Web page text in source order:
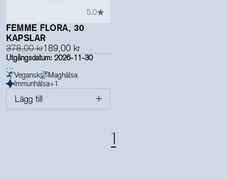
5.0
FEMME FLORA, 30
KAPSLAR
378,00 kr189,00 kr
Utgångsdatum: 2026-11-30
För att främja en balanserad
tarmflora och stödja kvinnors
intima mikroflora
Vegansk
Maghälsa
Immunhälsa+1
Lägg till
1